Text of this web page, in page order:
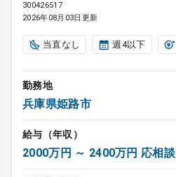
300426517
2026年08月03日更新
当直なし 週4以下
勤務地
兵庫県姫路市
給与（年収）
2000万円 ～ 2400万円 応相談